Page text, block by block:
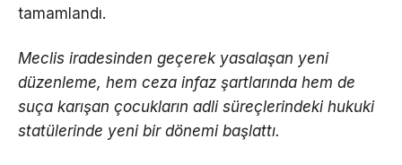
tamamlandı.
Meclis iradesinden geçerek yasalaşan yeni
düzenleme, hem ceza infaz şartlarında hem de
suça karışan çocukların adli süreçlerindeki hukuki
statülerinde yeni bir dönemi başlattı.